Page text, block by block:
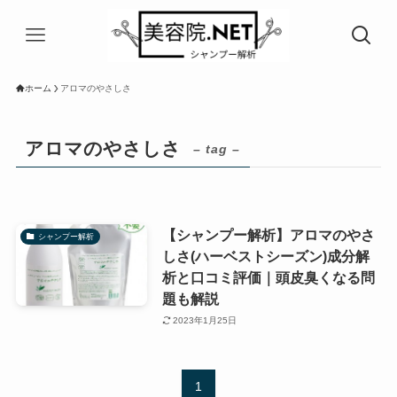
ホーム アロマのやさしさ
アロマのやさしさ – tag –
シャンプー解析
【シャンプー解析】アロマのやさ
しさ(ハーベストシーズン)成分解
析と口コミ評価｜頭皮臭くなる問
題も解説
2023年1月25日
1